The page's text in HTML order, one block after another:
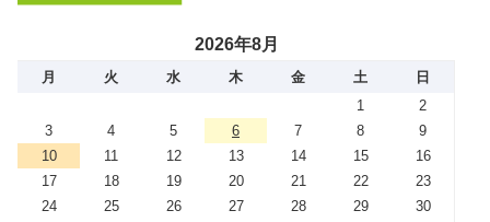
2026年8月
月 火 水 木 金 土
日
1
2
3
4 5 6 7 8
9
10
11 12 13 14 15
16
17
18 19 20 21 22
23
24
25 26 27 28 29
30